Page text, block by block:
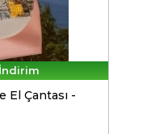
El Çantası -